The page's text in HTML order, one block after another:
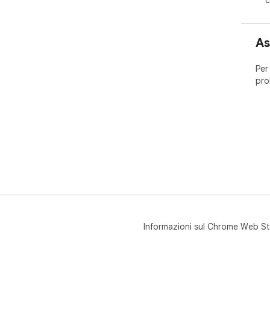
Informazioni sul Chrome Web